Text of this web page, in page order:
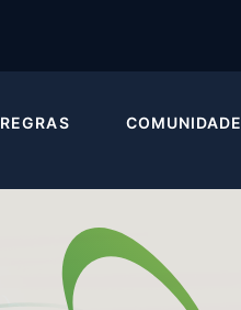
REGRAS COMUNIDADE